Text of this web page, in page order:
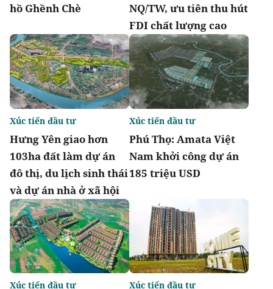
hồ Ghềnh Chè
NQ/TW, ưu tiên thu hút
FDI chất lượng cao
Hưng Yên giao hơn
103ha đất làm dự án
đô thị, du lịch sinh thái
và dự án nhà ở xã hội
Xúc tiến đầu tư
Phú Thọ: Amata Việt
Nam khởi công dự án
185 triệu USD
Xúc tiến đầu tư
Xúc tiến đầu tư Xúc tiến đầu tư